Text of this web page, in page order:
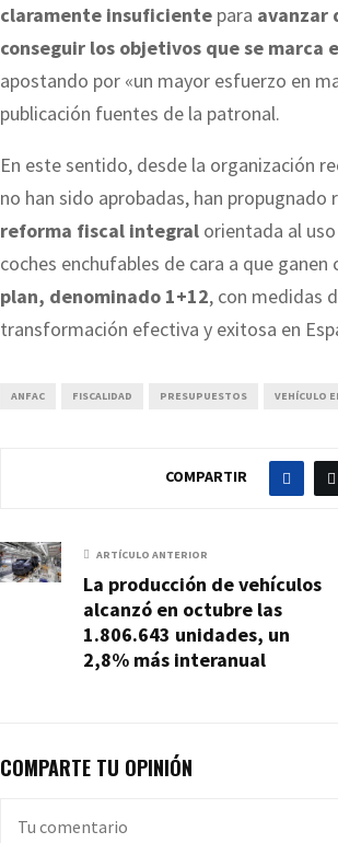
claramente insuficiente para avanzar
conseguir los objetivos que se
apostando por «un mayor esfuerzo en
publicación fuentes de la patronal.
En este sentido, desde la organización
no han sido aprobadas, han
reforma fiscal integral orientada al
coches enchufables de cara a que
plan, denominado 1+12, con medidas
transformación efectiva y exitosa en
ANFAC FISCALIDAD PRESUPUESTOS VEHÍCULO
COMPARTIR
ARTÍCULO ANTERIOR
La producción de vehículos
alcanzó en octubre las
1.806.643 unidades, un
2,8% más interanual
COMPARTE TU OPINIÓN